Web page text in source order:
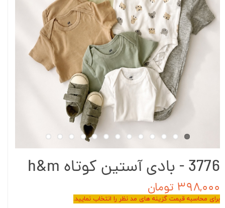
3776 - بادی آستین کوتاه h&m
۳۹۸,۰۰۰ تومان
برای محاسبه قیمت گزینه های مد نظر را انتخاب نمایید.